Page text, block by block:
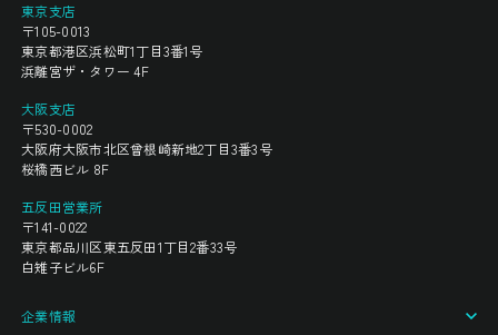
東京支店
〒105-0013
東京都港区浜松町1丁目3番1号
浜離宮ザ・タワー 4F
大阪支店
〒530-0002
大阪府大阪市北区曾根崎新地2丁目3番3号
桜橋西ビル 8F
五反田営業所
〒141-0022
東京都品川区東五反田1丁目2番33号
白雉子ビル6F
企業情報